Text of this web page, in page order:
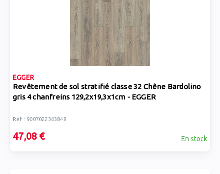
EGGER
Revêtement de sol stratifié classe 32 Chêne Bardolino
gris 4 chanfreins 129,2x19,3x1cm - EGGER
Réf : 9007022363848
47,08 € En stock